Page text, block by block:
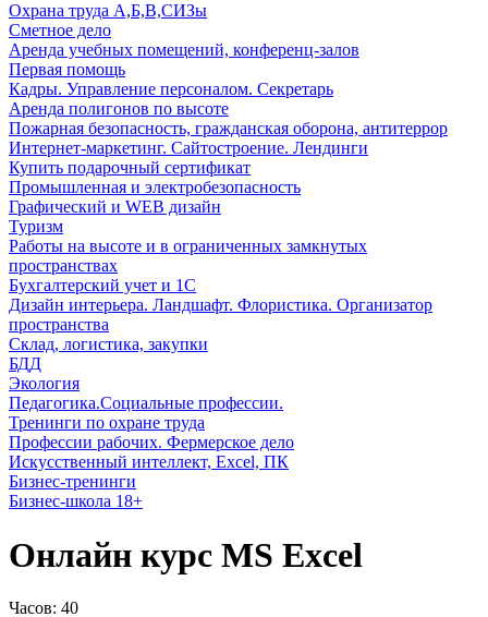
Охрана труда А,Б,В,СИЗы
Сметное дело
Аренда учебных помещений, конференц-залов
Первая помощь
Кадры. Управление персоналом. Секретарь
Аренда полигонов по высоте
Пожарная безопасность, гражданская оборона, антитеррор
Интернет-маркетинг. Сайтостроение. Лендинги
Купить подарочный сертификат
Промышленная и электробезопасность
Графический и WEB дизайн
Туризм
Работы на высоте и в ограниченных замкнутых
пространствах
Бухгалтерский учет и 1С
Дизайн интерьера. Ландшафт. Флористика. Организатор
пространства
Склад, логистика, закупки
БДД
Экология
Педагогика.Социальные профессии.
Тренинги по охране труда
Профессии рабочих. Фермерское дело
Искусственный интеллект, Excel, ПК
Бизнес-тренинги
Бизнес-школа 18+
Онлайн курс MS Excel
Часов: 40